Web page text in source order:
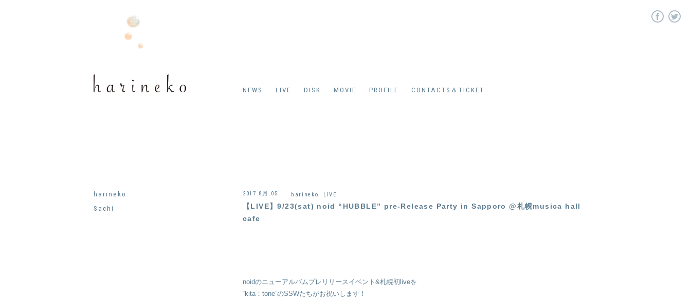
NEWS LIVE DISK MOVIE PROFILE CONTACTS＆TICKET
2017.8月.05 harineko, LIVE
【LIVE】9/23(sat) noid “HUBBLE” pre-Release Party in Sapporo @札幌musica hall
cafe
noidのニューアルバムプレリリースイベント&札幌初liveを
“kita：tone”のSSWたちがお祝いします！
harineko
Sachi